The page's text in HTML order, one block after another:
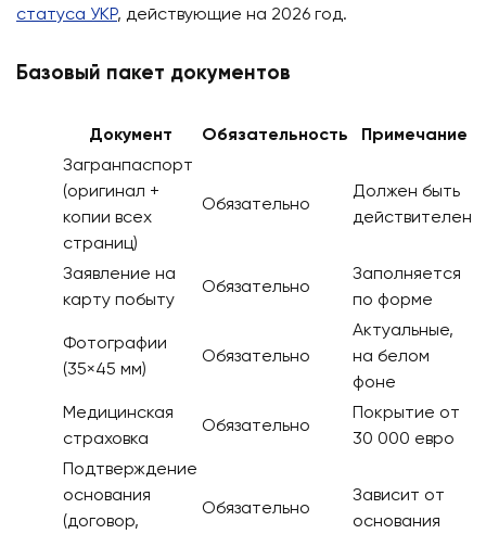
статуса УКР, действующие на 2026 год.
Базовый пакет документов
Документ Обязательность
Примечание
Загранпаспорт
(оригинал +
копии всех
страниц)
Обязательно
Должен быть
действителен
Заявление на
карту побыту
Обязательно
Заполняется
по форме
Фотографии
(35×45 мм)
Обязательно
Актуальные,
на белом
фоне
Медицинская
страховка
Обязательно
Покрытие от
30 000 евро
Подтверждение
основания
(договор,
Обязательно
Зависит от
основания